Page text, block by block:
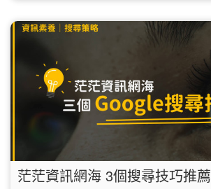
茫茫資訊網海 3個搜尋技巧推薦